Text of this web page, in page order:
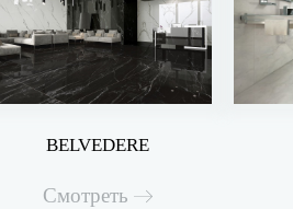
BELVEDERE
Смотреть